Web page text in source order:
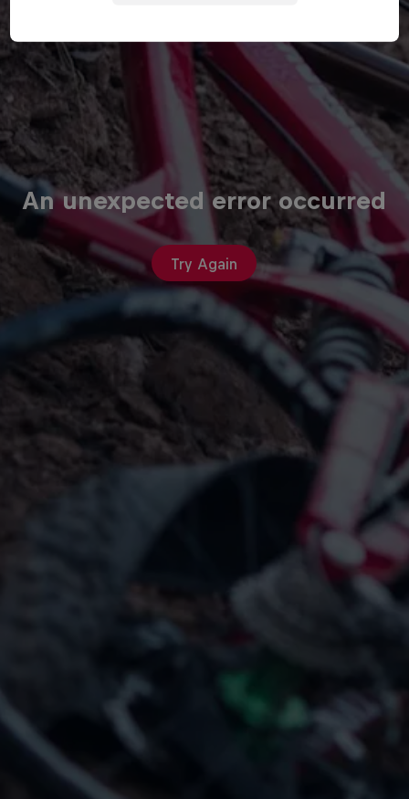
An unexpected error occurred
Try Again